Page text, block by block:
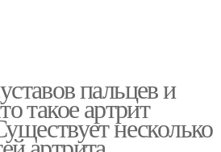
пальцев и
такое артрит
несколько